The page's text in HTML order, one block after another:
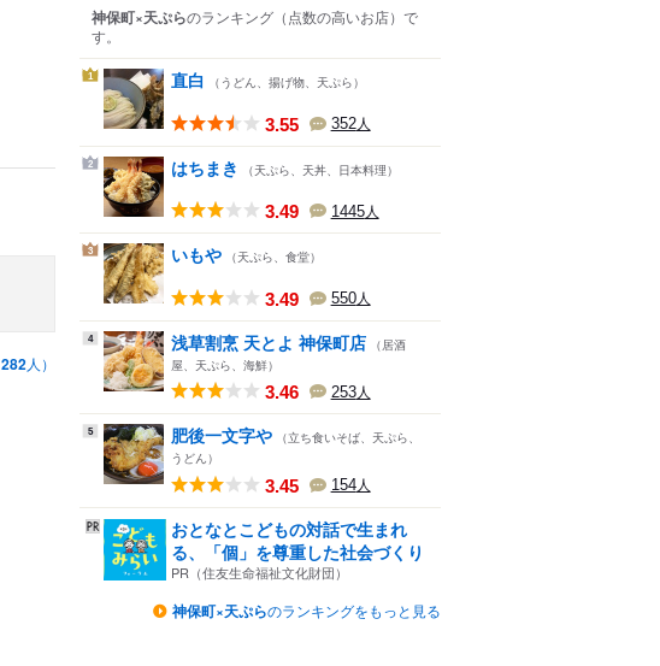
282人）
神保町×天ぷらのランキング （点数の高いお店） で
す。
1 直白 （うどん、揚げ物、天ぷら）
3.55 352人
2 はちまき （天ぷら、天丼、日本料理）
3.49 1445人
3 いもや （天ぷら、食堂）
3.49 550人
4 浅草割烹 天とよ 神保町店 （居酒
屋、天ぷら、海鮮）
3.46 253人
5 肥後一文字や （立ち食いそば、天ぷら、
うどん）
3.45 154人
おとなとこどもの対話で生まれ
る、「個」を尊重した社会づくり
PR（住友生命福祉文化財団）
神保町×天ぷらのランキングをもっと見る